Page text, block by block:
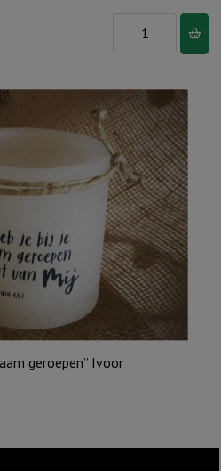
verdwijnt
waar
Gods
liefde
verschijnt"
Ivoor
aantal
geroepen” Ivoor